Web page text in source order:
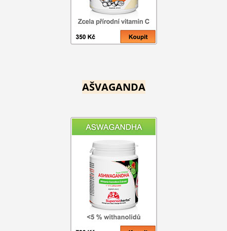
AŠVAGANDA